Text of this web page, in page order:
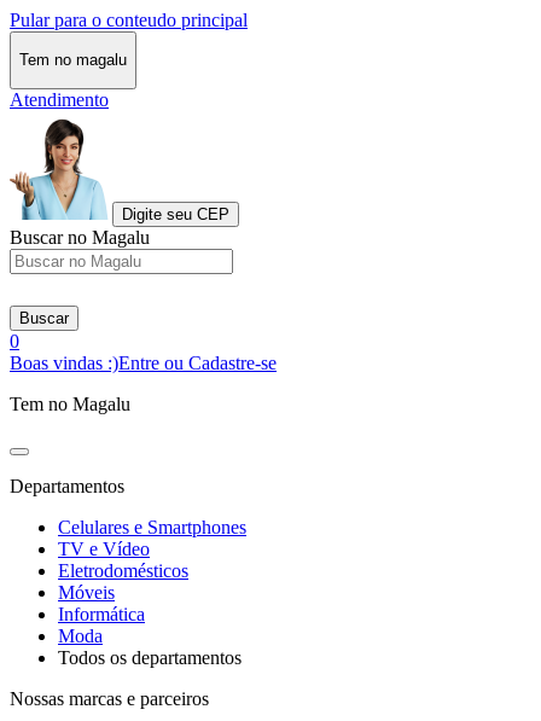
Pular para o conteudo principal
Tem no magalu
Atendimento
Digite seu CEP
Buscar no Magalu
Buscar
0
Boas vindas :)Entre ou Cadastre-se
Tem no Magalu
Departamentos
Celulares e Smartphones
TV e Vídeo
Eletrodomésticos
Móveis
Informática
Moda
Todos os departamentos
Nossas marcas e parceiros